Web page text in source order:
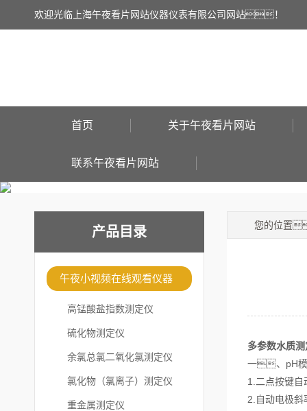
欢迎光临上海午夜看片网站仪器仪表有限公司网站！
首页 关于午夜看片网站
联系午夜看片网站
产品目录
午夜小视频在线观看仪器
高锰酸盐指数测定仪
硫化物测定仪
余氯总氯二氧化氯测定仪
氯化物（氯离子）测定仪
重金属测定仪
您的位置
多参数水质
一、pH
1.二点按键
2.自动电极